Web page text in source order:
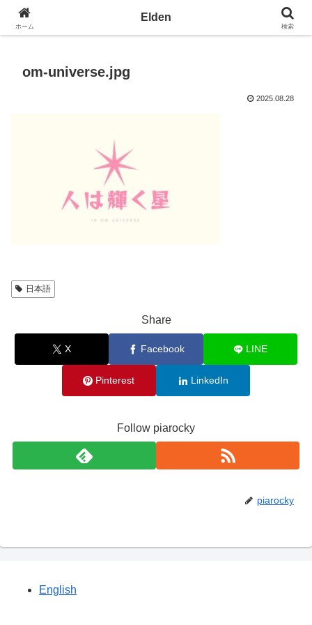
光の園エルデン - 地球を愛の星へ
om-universe.jpg
2025.08.28
日本語
Share
X Facebook LINE
Pinterest LinkedIn
Follow piarocky
piarocky
English
ホーム
Elden
検索